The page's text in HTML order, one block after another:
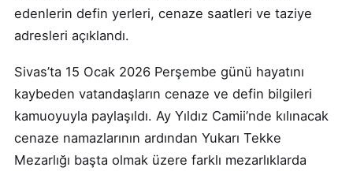
edenlerin defin yerleri, cenaze saatleri ve taziye
adresleri açıklandı.
Sivas’ta 15 Ocak 2026 Perşembe günü hayatını
kaybeden vatandaşların cenaze ve defin bilgileri
kamuoyuyla paylaşıldı. Ay Yıldız Camii’nde kılınacak
cenaze namazlarının ardından Yukarı Tekke
Mezarlığı başta olmak üzere farklı mezarlıklarda